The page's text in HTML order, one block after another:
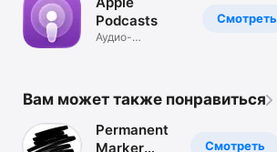
Смотреть
Podcasts
Аудио-
Вам может также понравиться
Смотреть
Permanent
Marker